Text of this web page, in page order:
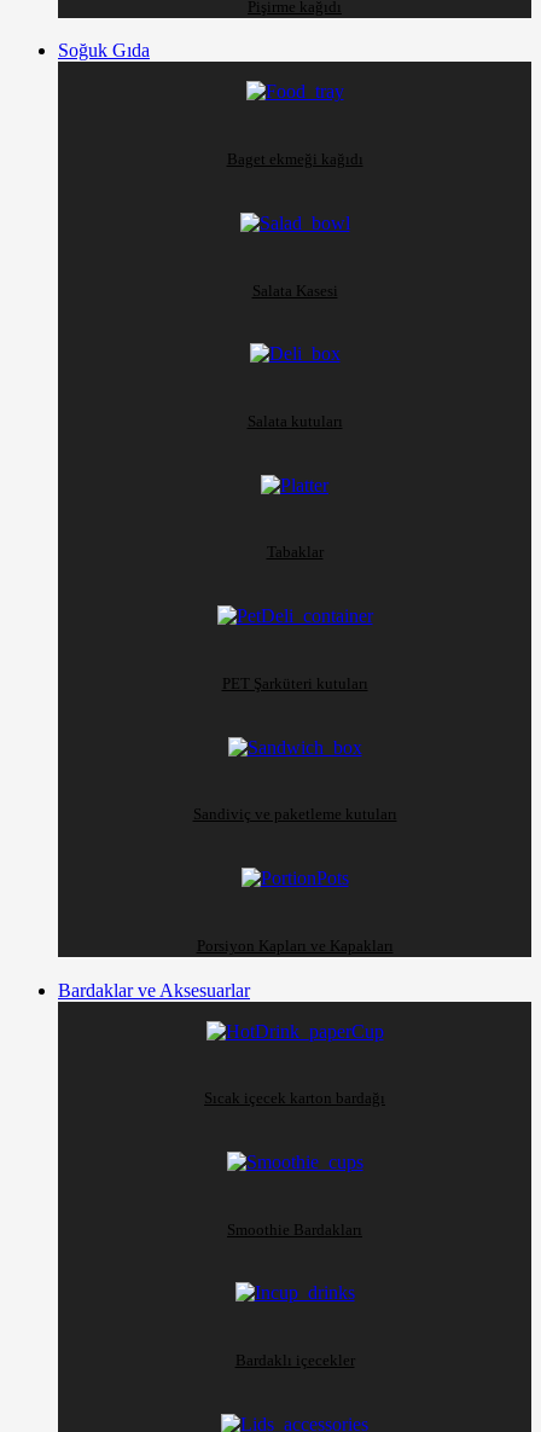
Pişirme kağıdı
Soğuk Gıda
Baget ekmeği kağıdı
Salata Kasesi
Salata kutuları
Tabaklar
PET Şarküteri kutuları
Sandiviç ve paketleme kutuları
Porsiyon Kapları ve Kapakları
Bardaklar ve Aksesuarlar
Sıcak içecek karton bardağı
Smoothie Bardakları
Bardaklı içecekler